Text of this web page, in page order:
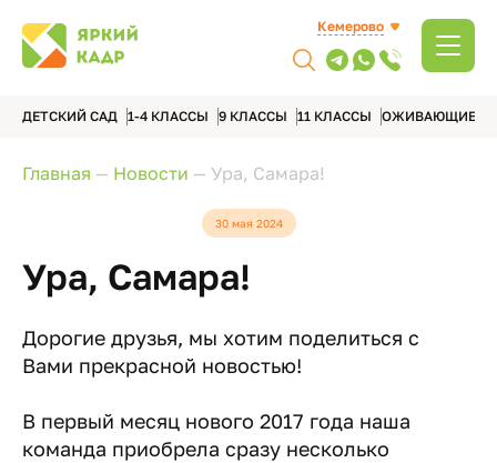
Кемерово
ДЕТСКИЙ САД 1-4 КЛАССЫ 9 КЛАССЫ 11 КЛАССЫ ОЖИВАЮЩИЕ
Главная — Новости — Ура, Самара!
30 мая 2024
Ура, Самара!
Дорогие друзья, мы хотим поделиться с
Вами прекрасной новостью!
В первый месяц нового 2017 года наша
команда приобрела сразу несколько